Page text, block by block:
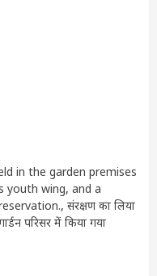
in the garden premises
youth wing, and a
, संरक्षण का लिया
परिसर में किया गया